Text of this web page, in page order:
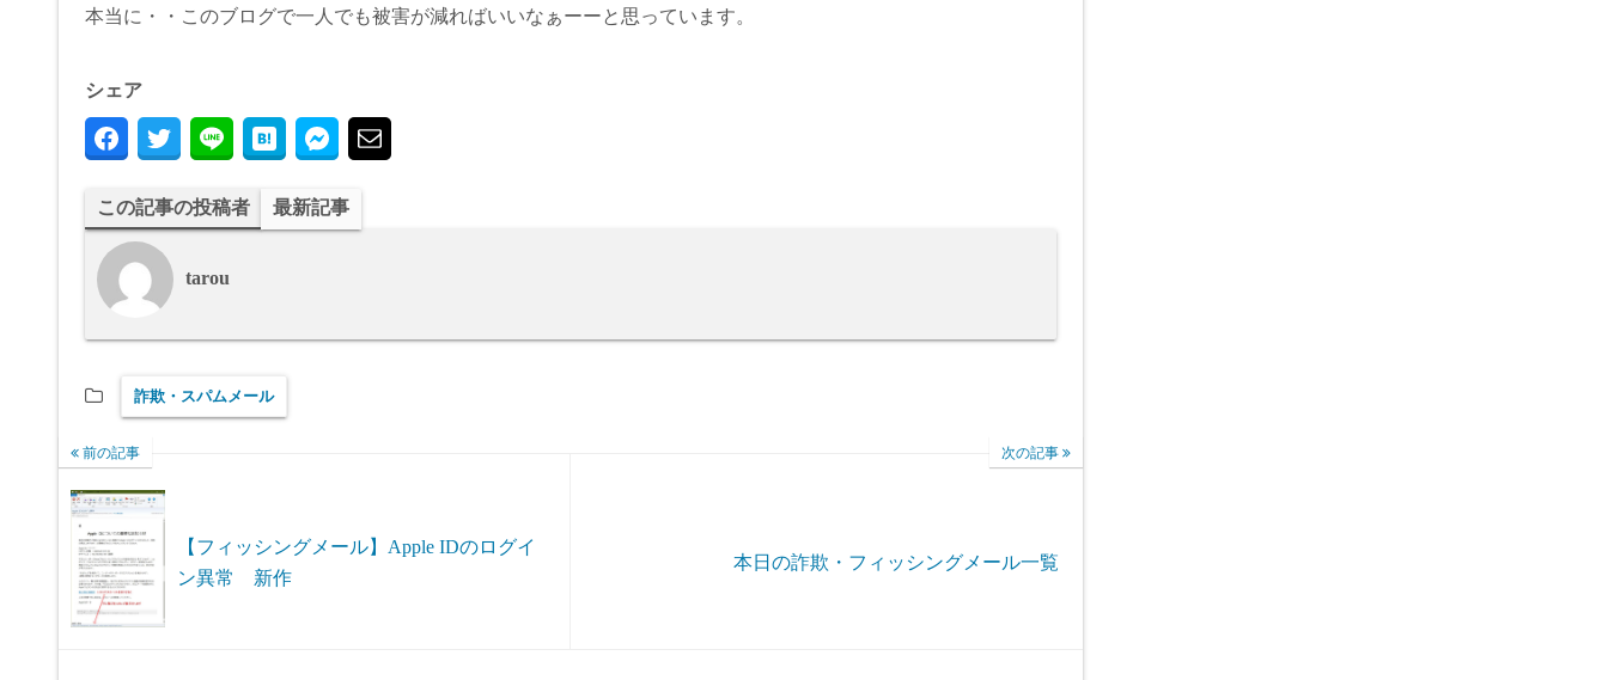
本当に・・このブログで一人でも被害が減ればいいなぁーーと思っています。
シェア
この記事の投稿者 最新記事
tarou
詐欺・スパムメール
前の記事
【フィッシングメール】Apple IDのログイ
ン異常 新作
次の記事
本日の詐欺・フィッシングメール一覧